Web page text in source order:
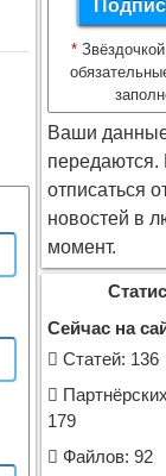
*
Ваши
отписаться
новостей в
момент.
Сейчас на
Cтатей: 136
179
Файлов: 92